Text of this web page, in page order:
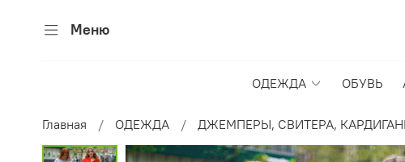
Меню
ОДЕЖДА ОБУВЬ
Главная ОДЕЖДА ДЖЕМПЕРЫ, СВИТЕРА,